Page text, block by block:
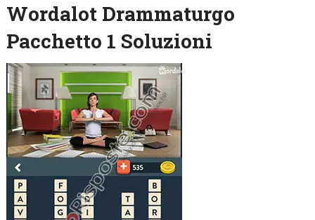
Wordalot Drammaturgo
Pacchetto 1 Soluzioni